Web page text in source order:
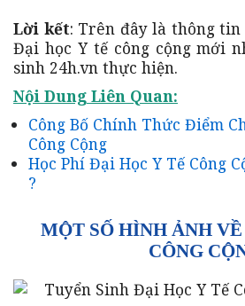
Lời kết: Trên đây là thông
Đại học Y tế công cộng mới
sinh 24h.vn thực hiện.
Nội Dung Liên Quan:
Công Bố Chính Thức Điểm
Công Cộng
Học Phí Đại Học Y Tế Công
?
MỘT SỐ HÌNH ẢNH
CÔNG